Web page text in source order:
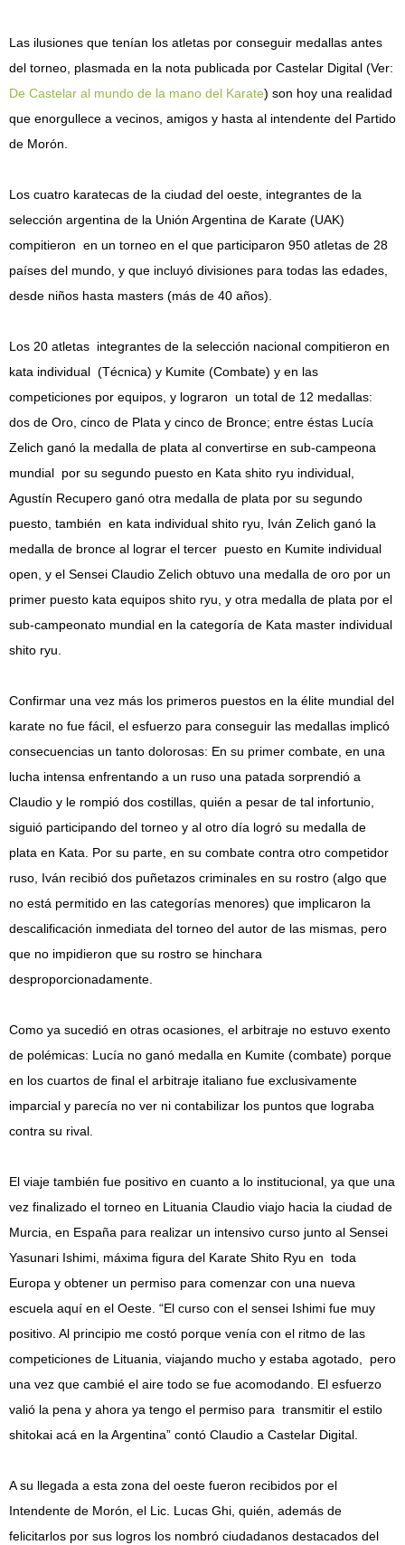
Las ilusiones que tenían los atletas por conseguir medallas antes
del torneo, plasmada en la nota publicada por Castelar Digital (Ver:
De Castelar al mundo de la mano del Karate) son hoy una realidad
que enorgullece a vecinos, amigos y hasta al intendente del Partido
de Morón.
Los cuatro karatecas de la ciudad del oeste, integrantes de la
selección argentina de la Unión Argentina de Karate (UAK)
compitieron en un torneo en el que participaron 950 atletas de 28
países del mundo, y que incluyó divisiones para todas las edades,
desde niños hasta masters (más de 40 años).
Los 20 atletas integrantes de la selección nacional compitieron en
kata individual (Técnica) y Kumite (Combate) y en las
competiciones por equipos, y lograron un total de 12 medallas:
dos de Oro, cinco de Plata y cinco de Bronce; entre éstas Lucía
Zelich ganó la medalla de plata al convertirse en sub-campeona
mundial por su segundo puesto en Kata shito ryu individual,
Agustín Recupero ganó otra medalla de plata por su segundo
puesto, también en kata individual shito ryu, Iván Zelich ganó la
medalla de bronce al lograr el tercer puesto en Kumite individual
open, y el Sensei Claudio Zelich obtuvo una medalla de oro por un
primer puesto kata equipos shito ryu, y otra medalla de plata por el
sub-campeonato mundial en la categoría de Kata master individual
shito ryu.
Confirmar una vez más los primeros puestos en la élite mundial del
karate no fue fácil, el esfuerzo para conseguir las medallas implicó
consecuencias un tanto dolorosas: En su primer combate, en una
lucha intensa enfrentando a un ruso una patada sorprendió a
Claudio y le rompió dos costillas, quién a pesar de tal infortunio,
siguió participando del torneo y al otro día logró su medalla de
plata en Kata. Por su parte, en su combate contra otro competidor
ruso, Iván recibió dos puñetazos criminales en su rostro (algo que
no está permitido en las categorías menores) que implicaron la
descalificación inmediata del torneo del autor de las mismas, pero
que no impidieron que su rostro se hinchara
desproporcionadamente.
Como ya sucedió en otras ocasiones, el arbitraje no estuvo exento
de polémicas: Lucía no ganó medalla en Kumite (combate) porque
en los cuartos de final el arbitraje italiano fue exclusivamente
imparcial y parecía no ver ni contabilizar los puntos que lograba
contra su rival.
El viaje también fue positivo en cuanto a lo institucional, ya que una
vez finalizado el torneo en Lituania Claudio viajo hacia la ciudad de
Murcia, en España para realizar un intensivo curso junto al Sensei
Yasunari Ishimi, máxima figura del Karate Shito Ryu en toda
Europa y obtener un permiso para comenzar con una nueva
escuela aquí en el Oeste. “El curso con el sensei Ishimi fue muy
positivo. Al principio me costó porque venía con el ritmo de las
competiciones de Lituania, viajando mucho y estaba agotado, pero
una vez que cambié el aire todo se fue acomodando. El esfuerzo
valió la pena y ahora ya tengo el permiso para transmitir el estilo
shitokai acá en la Argentina” contó Claudio a Castelar Digital.
A su llegada a esta zona del oeste fueron recibidos por el
Intendente de Morón, el Lic. Lucas Ghi, quién, además de
felicitarlos por sus logros los nombró ciudadanos destacados del